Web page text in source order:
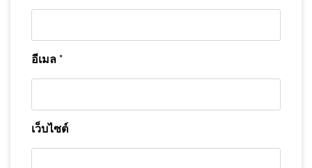
อีเมล *
เว็บไซต์